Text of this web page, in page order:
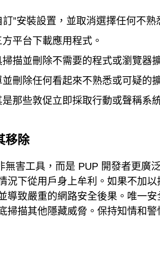
”安裝設置，並取消選擇任何不熟
平台下載應用程式。
描並刪除不需要的程式或瀏覽器
刪除任何看起來不熟悉或可疑的
那些敦促立即採取行動或聲稱系
移除
害工具，而是 PUP 開發者更廣
況下從用戶身上牟利。如果不加
導致嚴重的網路安全後果。唯一
掃描其他隱藏威脅。保持知情和警